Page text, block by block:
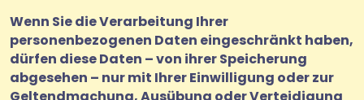
Wenn Sie die Verarbeitung Ihrer
personenbezogenen Daten eingeschränkt haben,
dürfen diese Daten – von ihrer Speicherung
abgesehen – nur mit Ihrer Einwilligung oder zur